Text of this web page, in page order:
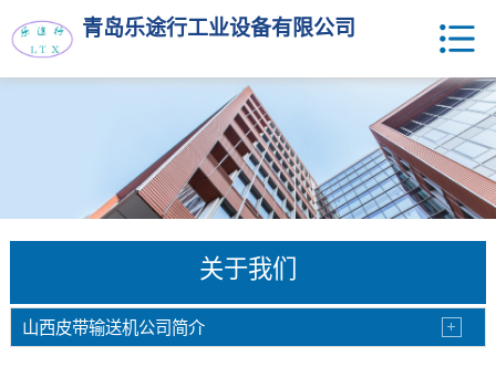
青岛乐途行工业设备有限公司
关于我们
山西皮带输送机公司简介